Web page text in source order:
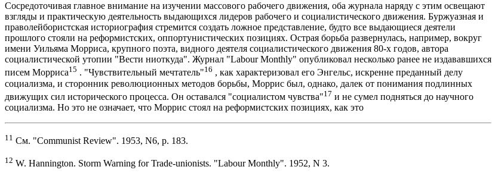
Сосредоточивая главное внимание на изучении массового рабочего движения, оба журнала наряду с этим освещают
взгляды и практическую деятельность выдающихся лидеров рабочего и социалистического движения. Буржуазная и
праволейбористская историография стремится создать ложное представление, будто все выдающиеся деятели
прошлого стояли на реформистских, оппортунистических позициях. Острая борьба развернулась, например, вокруг
имени Уильяма Морриса, крупного поэта, видного деятеля социалистического движения 80-х годов, автора
социалистической утопии "Вести ниоткуда". Журнал "Labour Monthly" опубликовал несколько ранее не издававшихся
писем Морриса15 . "Чувствительный мечтатель"16 , как характеризовал его Энгельс, искренне преданный делу
социализма, и сторонник революционных методов борьбы, Моррис был, однако, далек от понимания подлинных
движущих сил исторического процесса. Он оставался "социалистом чувства"17 и не сумел подняться до научного
социализма. Но это не означает, что Моррис стоял на реформистских позициях, как это
11 См. "Communist Review". 1953, N6, p. 183.
12 W. Hannington. Storm Warning for Trade-unionists. "Labour Monthly". 1952, N 3.